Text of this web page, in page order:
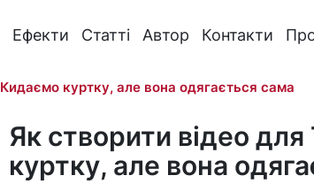
Ефекти Статті Автор Контакти
Кидаємо куртку, але вона одягається сама
Як створити відео
куртку, але вона